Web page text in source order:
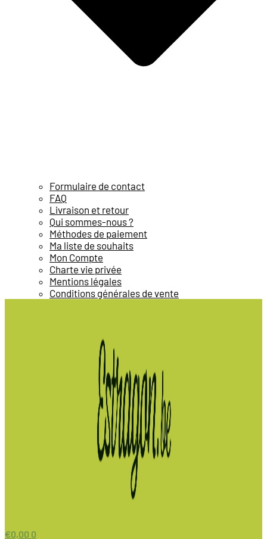
Formulaire de contact
FAQ
Livraison et retour
Qui sommes-nous ?
Méthodes de paiement
Ma liste de souhaits
Mon Compte
Charte vie privée
Mentions légales
Conditions générales de vente
€0,00 0